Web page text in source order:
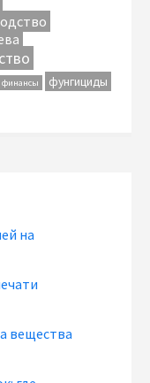
финансы фунгициды
на
вещества